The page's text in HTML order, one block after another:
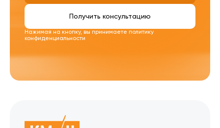
Нажимая на кнопку, вы принимаете политику
конфиденциальности
Получить консультацию